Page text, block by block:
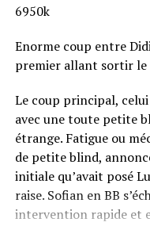
6950k
Enorme coup entre
premier allant sortir le
Le coup principal, celui
avec une toute petite
étrange. Fatigue ou
de petite blind,
initiale qu’avait posé
raise. Sofian en BB
intervention rapide et